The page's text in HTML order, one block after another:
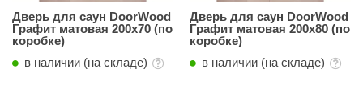
SAUNA
Дверь для саун DoorWood
Графит матовая 200х70 (по
коробке)
в наличии (на складе)
Дверь для саун DoorWood
Графит матовая 200х80 (по
коробке)
в наличии (на складе)